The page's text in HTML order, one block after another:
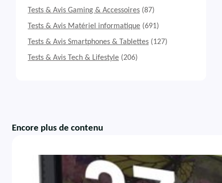
Tests & Avis Gaming & Accessoires (87)
Tests & Avis Matériel informatique (691)
Tests & Avis Smartphones & Tablettes (127)
Tests & Avis Tech & Lifestyle (206)
Encore plus de contenu